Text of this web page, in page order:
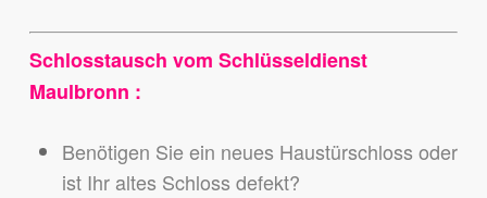
Schlosstausch vom Schlüsseldienst
Maulbronn :
Benötigen Sie ein neues Haustürschloss oder
ist Ihr altes Schloss defekt?